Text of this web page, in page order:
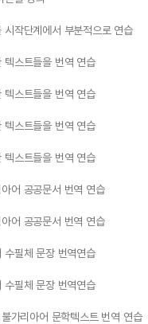
시작단계에서 부분적으로 연습
텍스트들을 번역 연습
텍스트들을 번역 연습
텍스트들을 번역 연습
텍스트들을 번역 연습
어 공공문서 번역 연습
어 공공문서 번역 연습
수필체 문장 번역연습
수필체 문장 번역연습
가리아어 문학텍스트 번역 연습